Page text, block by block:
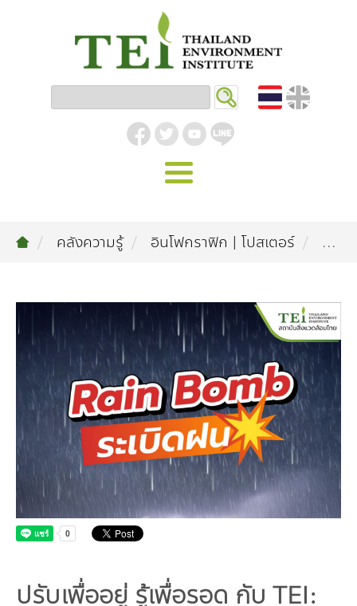
รู้จัก ม.ส.ท.
โครงสร้างองค์กร
คณะกรรมการมูลนิธิ
คณะกรรมการบริหารสถาบัน
คณะผู้บริหาร
เจ้าหน้าที่
วิถีเรา
รายงานประจำปี | รายงานงบการเงิน
สิ่งแวดล้อมอุตสาหกรรม
อุตสาหกรรมยั่งยืน
มลพิษอุตสาหกรรม
สิ่งแวดล้อมเมืองและชุมชน
ชุมชนและเมืองน่าอยู่
ขยะชุมชน-ขยะอาหาร
ขยะพลาสติก
ฝุ่น PM2.5
การผลิตและการบริโภคยั่งยืน
ฉลากเขียว
ฉลากสิ่งแวดล้อม
บริการที่เป็นมิตรกับสิ่งแวดล้อม
ที่ปรึกษาคาร์บอนฟุตพริ้นท์
จัดซื้อจัดจ้างที่เป็นมิตรกับสิ่งแวดล้อม
ทรัพยากรธรรมชาติ
ทรัพยากรทางบก
ทรัพยากรทางทะเลและชายฝั่ง
ความหลากหลายทางชีวภาพ
การเปลี่ยนแปลงสภาพภูมิอากาศ
การลดก๊าซเรือนกระจก
การปรับตัว
การพัฒนาบุคลากรด้านสิ่งแวดล้อม
งานฝึกอบรม
สิ่งแวดล้อมศึกษา
นโยบาย แผน เครือข่ายสิ่งแวดล้อม
นโยบายและแผนสิ่งแวดล้อม
คลังความรู้
บทความ
อินโฟกราฟิก | โปสเตอร์
คลิปวิดีโอ
เอกสารเผยแพร่
สิ่งพิมพ์จำหน่าย
กิจกรรมข่าวสาร
กิจกรรมของเรา
ข่าวสิ่งแวดล้อม
ร่วมงานกับเรา
งาน
ฝึกงาน
ติดต่อเรา
คลังความรู้ อินโฟกราฟิก | โปสเตอร์ ...
ปรับเพื่ออยู่ รู้เพื่อรอด กับ TEI: